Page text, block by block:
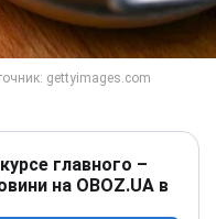
главного –
на OBOZ.UA в